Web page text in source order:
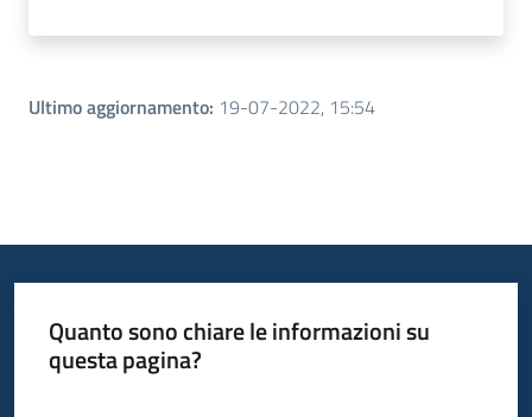
Ultimo aggiornamento: 19-07-2022, 15:54
Quanto sono chiare le informazioni su
questa pagina?